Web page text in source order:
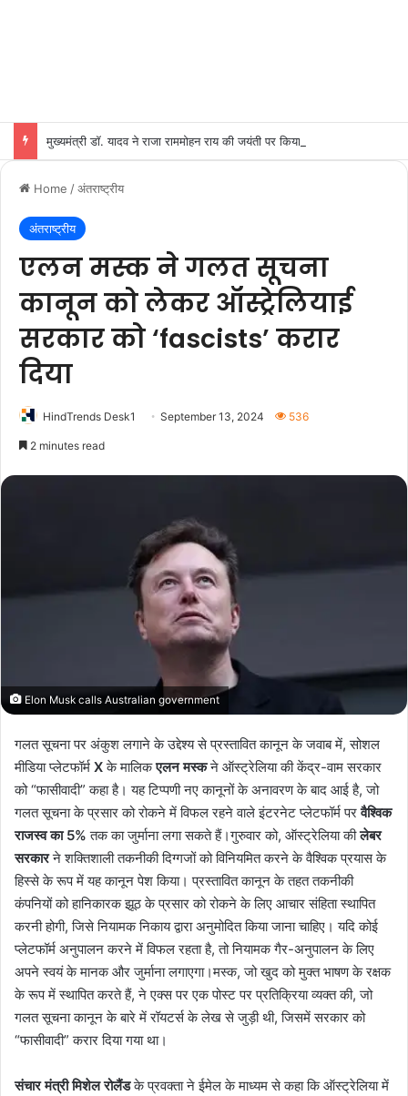
मुख्यमंत्री डॉ. यादव ने राजा राममोहन राय की जयंती पर किया नमन
Home /अंतराष्ट्रीय
अंतराष्ट्रीय
एलन मस्क ने गलत सूचना
कानून को लेकर ऑस्ट्रेलियाई
सरकार को ‘fascists’ करार
दिया
HindTrends Desk1 September 13, 2024 536
2 minutes read
Elon Musk calls Australian government
गलत सूचना पर अंकुश लगाने के उद्देश्य से प्रस्तावित कानून के जवाब में, सोशल
मीडिया प्लेटफॉर्म Xके मालिकएलन मस्कने ऑस्ट्रेलिया की केंद्र-वाम सरकार
को “फासीवादी” कहा है। यह टिप्पणी नए कानूनों के अनावरण के बाद आई है, जो
गलत सूचना के प्रसार को रोकने में विफल रहने वाले इंटरनेट प्लेटफॉर्म परवैश्विक
राजस्व का 5% तक का जुर्माना लगा सकते हैं।गुरुवार को, ऑस्ट्रेलिया कीलेबर
सरकारने शक्तिशाली तकनीकी दिग्गजों को विनियमित करने के वैश्विक प्रयास के
हिस्से के रूप में यह कानून पेश किया। प्रस्तावित कानून के तहत तकनीकी
कंपनियों को हानिकारक झूठ के प्रसार को रोकने के लिए आचार संहिता स्थापित
करनी होगी, जिसे नियामक निकाय द्वारा अनुमोदित किया जाना चाहिए। यदि कोई
प्लेटफॉर्म अनुपालन करने में विफल रहता है, तो नियामक गैर-अनुपालन के लिए
अपने स्वयं के मानक और जुर्माना लगाएगा।मस्क, जो खुद को मुक्त भाषण के रक्षक
के रूप में स्थापित करते हैं, ने एक्स पर एक पोस्ट पर प्रतिक्रिया व्यक्त की, जो
गलत सूचना कानून के बारे में रॉयटर्स के लेख से जुड़ी थी, जिसमें सरकार को
“फासीवादी” करार दिया गया था।
संचार मंत्री मिशेल रोलैंडके प्रवक्ता ने ईमेल के माध्यम से कहा कि ऑस्ट्रेलिया में